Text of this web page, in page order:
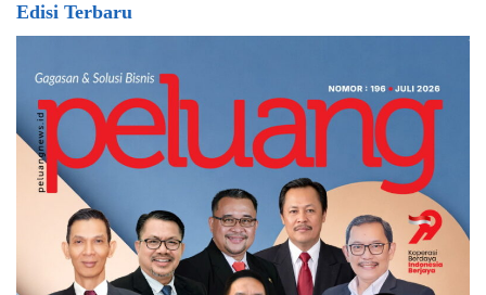
Edisi Terbaru